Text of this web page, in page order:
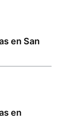
en San
en